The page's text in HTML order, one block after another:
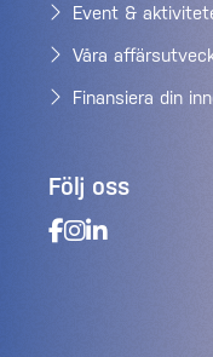
Event &
Våra
Finansiera din
Följ oss